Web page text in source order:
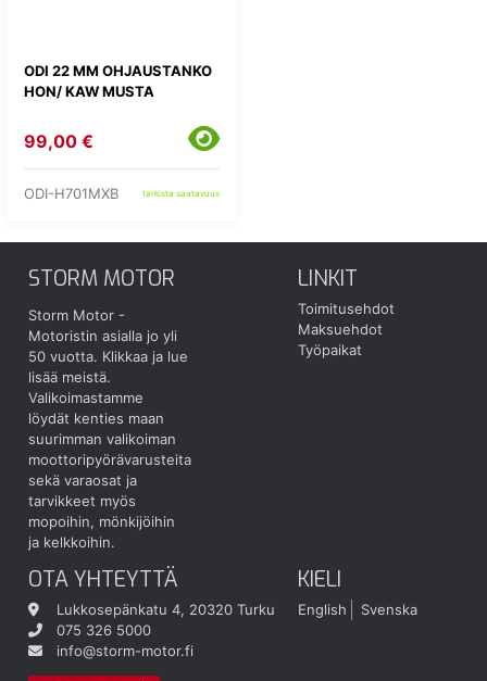
ODI 22 MM OHJAUSTANKO
HON/ KAW MUSTA
99,00 €
ODI-H701MXB tarkista saatavuus
STORM MOTOR
Storm Motor -
Motoristin asialla jo yli
50 vuotta. Klikkaa ja lue
lisää meistä.
Valikoimastamme
löydät kenties maan
suurimman valikoiman
moottoripyörävarusteita
sekä varaosat ja
tarvikkeet myös
mopoihin, mönkijöihin
ja kelkkoihin.
LINKIT
Toimitusehdot
Maksuehdot
Työpaikat
OTA YHTEYTTÄ
Lukkosepänkatu 4, 20320 Turku
075 326 5000
info@storm-motor.fi
KIELI
English Svenska